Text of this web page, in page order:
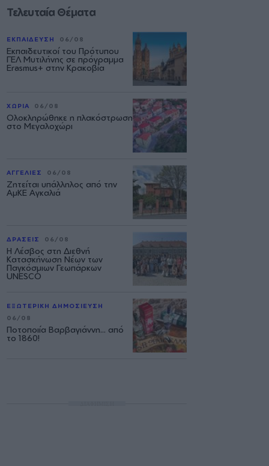
Τελευταία Θέματα
ΕΚΠΑΙΔΕΥΣΗ 06/08
Εκπαιδευτικοί του Πρότυπου
ΓΕΛ Μυτιλήνης σε πρόγραμμα
Erasmus+ στην Κρακοβία
ΧΩΡΙΑ 06/08
Ολοκληρώθηκε η πλακόστρωση
στο Μεγαλοχώρι
ΑΓΓΕΛΙΕΣ 06/08
Ζητείται υπάλληλος από την
ΑμΚΕ Αγκαλιά
ΔΡΑΣΕΙΣ 06/08
Η Λέσβος στη Διεθνή
Κατασκήνωση Νέων των
Παγκόσμιων Γεωπάρκων
UNESCO
ΕΞΩΤΕΡΙΚΗ ΔΗΜΟΣΙΕΥΣΗ
06/08
Ποτοποιία Βαρβαγιάννη... από
το 1860!